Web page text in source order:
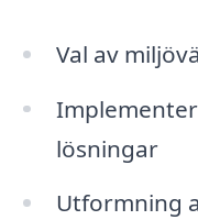
Val av
lösningar
Utformning